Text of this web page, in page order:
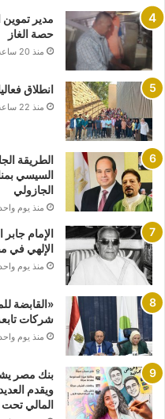
مدير تموين
حصة الغاز
منذ 20 ساعة
انطلاق
منذ 22 ساعة
الطريقة
السيسي
الجازولي
منذ يوم
الإمام
الإلهي في
منذ يوم
شركات تابعة
منذ يوم
بنك مصر
ويقدم
المالي